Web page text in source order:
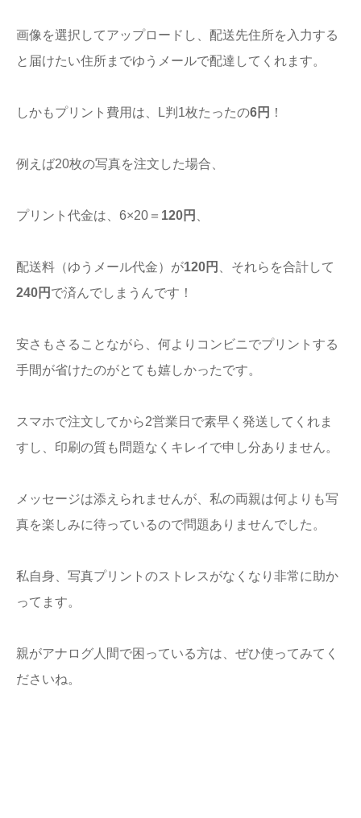
画像を選択してアップロードし、配送先住所を入力する
と届けたい住所までゆうメールで配達してくれます。
しかもプリント費用は、L判1枚たったの6円 ！
例えば20枚の写真を注文した場合、
プリント代金は、6×20＝ 120円
配送料（ゆうメール代金）が120円
、それらを合計して
240円 で済んでしまうんです！
安さもさることながら、何よりコンビニでプリントする
手間が省けたのがとても嬉しかったです。
スマホで注文してから2営業日で素早く発送してくれま
すし、印刷の質も問題なくキレイで申し分ありません。
メッセージは添えられませんが、私の両親は何よりも写
真を楽しみに待っているので問題ありませんでした。
私自身、写真プリントのストレスがなくなり非常に助か
ってます。
親がアナログ人間で困っている方は、ぜひ使ってみてく
ださいね。